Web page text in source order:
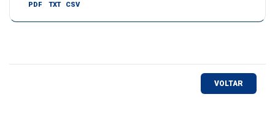
PDF
TXT CSV
VOLTAR